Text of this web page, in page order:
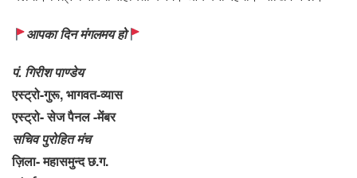
आपका दिन मंगलमय हो
पं. गिरीश पाण्डेय
एस्ट्रो-गुरू, भागवत-व्यास
एस्ट्रो- सेज पैनल -मेंबर
सचिव पुरोहित मंच
ज़िला- महासमुन्द छ.ग.